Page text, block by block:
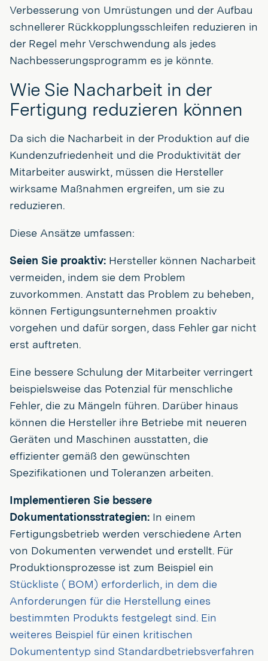
Verbesserung von Umrüstungen und der Aufbau
schnellerer Rückkopplungsschleifen reduzieren in
der Regel mehr Verschwendung als jedes
Nachbesserungsprogramm es je könnte.
Wie Sie Nacharbeit in der
Fertigung reduzieren können
Da sich die Nacharbeit in der Produktion auf die
Kundenzufriedenheit und die Produktivität der
Mitarbeiter auswirkt, müssen die Hersteller
wirksame Maßnahmen ergreifen, um sie zu
reduzieren.
Diese Ansätze umfassen:
Seien Sie proaktiv: Hersteller können Nacharbeit
vermeiden, indem sie dem Problem
zuvorkommen. Anstatt das Problem zu beheben,
können Fertigungsunternehmen proaktiv
vorgehen und dafür sorgen, dass Fehler gar nicht
erst auftreten.
Eine bessere Schulung der Mitarbeiter verringert
beispielsweise das Potenzial für menschliche
Fehler, die zu Mängeln führen. Darüber hinaus
können die Hersteller ihre Betriebe mit neueren
Geräten und Maschinen ausstatten, die
effizienter gemäß den gewünschten
Spezifikationen und Toleranzen arbeiten.
Implementieren Sie bessere
Dokumentationsstrategien: In einem
Fertigungsbetrieb werden verschiedene Arten
von Dokumenten verwendet und erstellt. Für
Produktionsprozesse ist zum Beispiel ein
Stückliste ( BOM) erforderlich, in dem die
Anforderungen für die Herstellung eines
bestimmten Produkts festgelegt sind. Ein
weiteres Beispiel für einen kritischen
Dokumententyp sind Standardbetriebsverfahren